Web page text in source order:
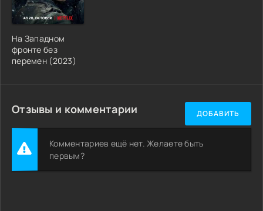
На Западном
фронте без
перемен (2023)
Отзывы и комментарии ДОБАВИТЬ
Комментариев ещё нет. Желаете быть
первым?